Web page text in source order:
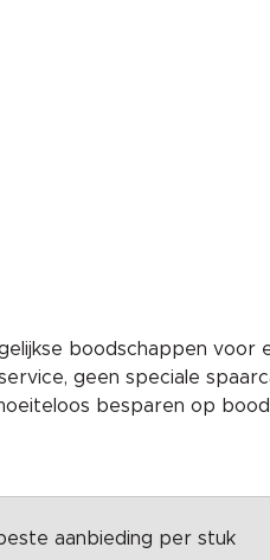
boodschappen
geen speciale
besparen op
aanbieding per stuk